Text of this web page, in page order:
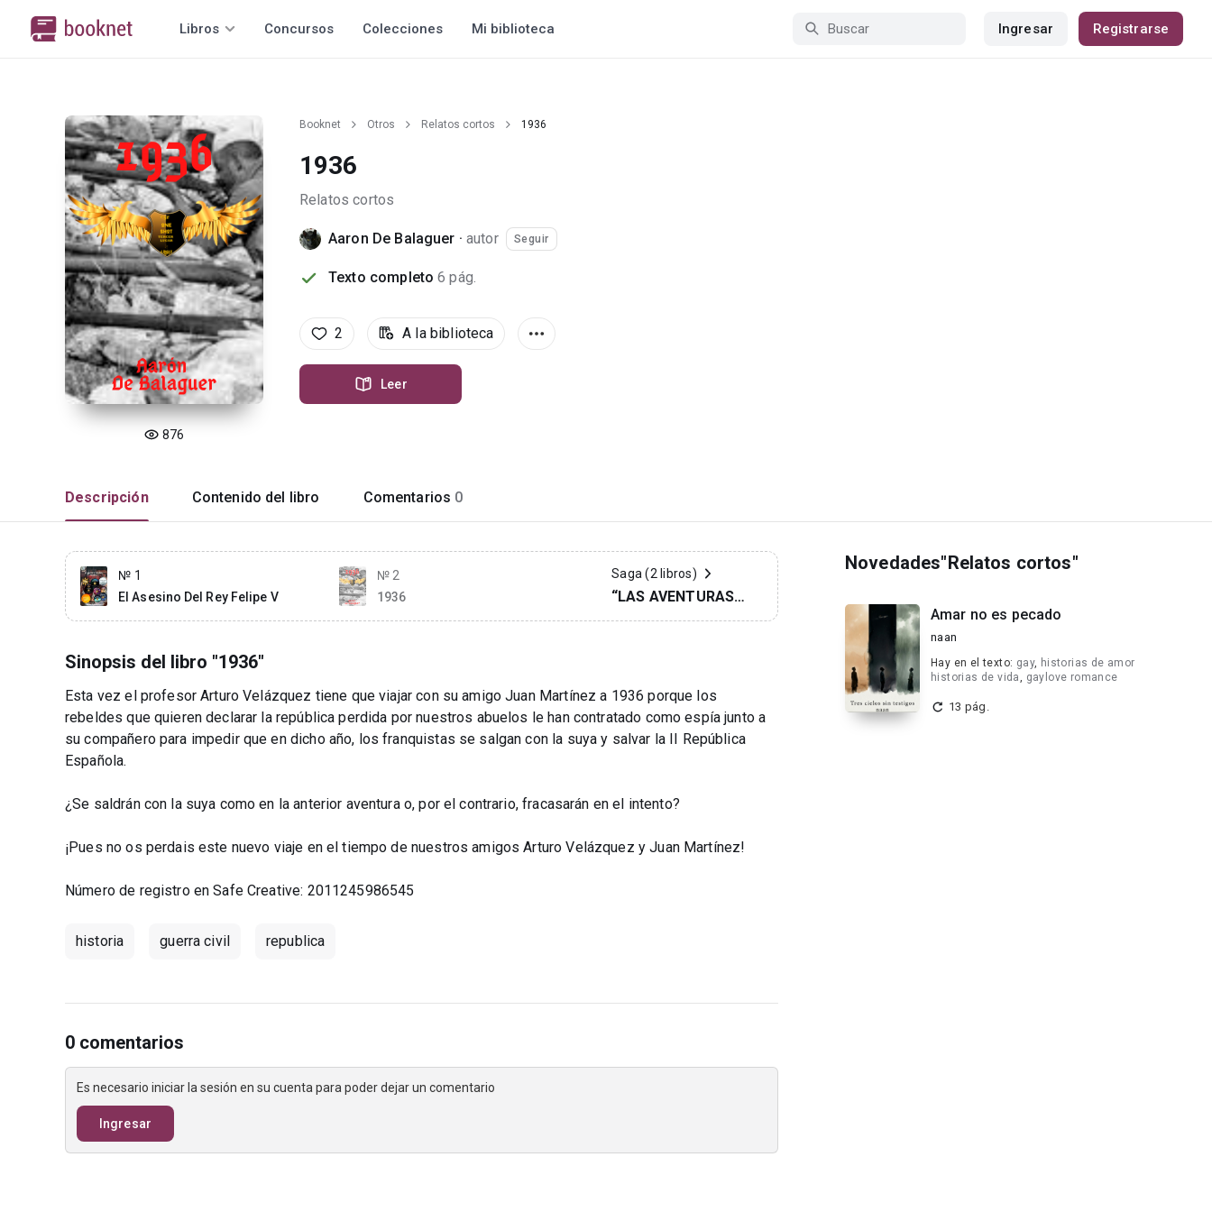
Libros Concursos Colecciones Mi biblioteca Ingresar Registrarse
876
Booknet Otros Relatos cortos 1936
1936
Relatos cortos
Aaron De Balaguer ·autor Seguir
Texto completo 6 pág.
2 A la biblioteca
Leer
Descripción Contenido del libro Comentarios 0
№ 1
El Asesino Del Rey Felipe V
№ 2
1936
Saga (2 libros)
“LAS AVENTURAS
DEL PROFESOR
Sinopsis del libro "1936"
Esta vez el profesor Arturo Velázquez tiene que viajar con su amigo Juan Martínez a 1936 porque los
rebeldes que quieren declarar la república perdida por nuestros abuelos le han contratado como espía junto a
su compañero para impedir que en dicho año, los franquistas se salgan con la suya y salvar la II República
Española.
¿Se saldrán con la suya como en la anterior aventura o, por el contrario, fracasarán en el intento?
¡Pues no os perdais este nuevo viaje en el tiempo de nuestros amigos Arturo Velázquez y Juan Martínez!
Número de registro en Safe Creative: 2011245986545
historia guerra civil republica
0 comentarios
Es necesario iniciar la sesión en su cuenta para poder dejar un comentario
Ingresar
Novedades"Relatos cortos"
Amar no es pecado
naan
Hay en el texto: gay, historias de amor
historias de vida, gaylove romance
13 pág.